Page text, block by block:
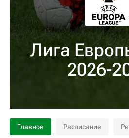
Лига
2026-
Главное Расписание